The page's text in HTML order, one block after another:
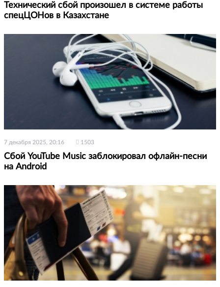
Технический сбой произошел в системе работы
спецЦОНов в Казахстане
7 декабря 2025, 20:16 1503
Сбой YouTube Music заблокировал офлайн-песни
на Android